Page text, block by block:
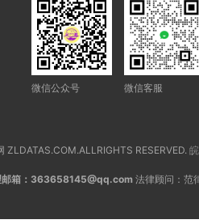
微信公众号 微信客服
ZLDATAS.COM.ALLRIGHTS RESERVED.
邮箱：363658145@qq.com 法律顾问：范